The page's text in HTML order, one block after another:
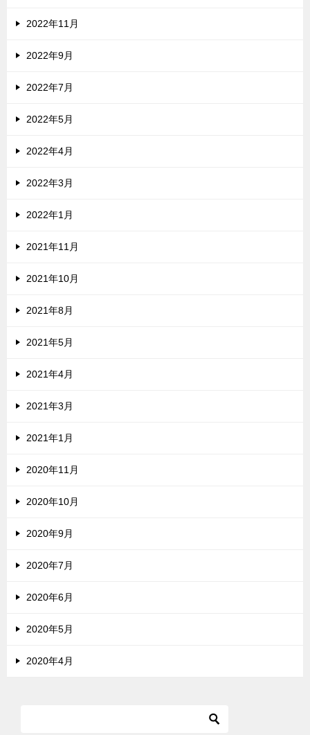
2022年11月
2022年9月
2022年7月
2022年5月
2022年4月
2022年3月
2022年1月
2021年11月
2021年10月
2021年8月
2021年5月
2021年4月
2021年3月
2021年1月
2020年11月
2020年10月
2020年9月
2020年7月
2020年6月
2020年5月
2020年4月